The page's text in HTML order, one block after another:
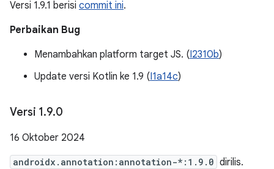
Versi 1.9.1 berisi commit ini.
Perbaikan Bug
Menambahkan platform target JS. (I2310b)
Update versi Kotlin ke 1.9 (I1a14c)
Versi 1.9.0
16 Oktober 2024
androidx.annotation:annotation-*:1.9.0 dirilis.